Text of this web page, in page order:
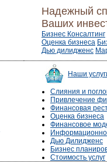
Надежный
Ваших
Бизнес Консалтинг
Оценка бизнеса
Дью дилидженс
Наши
Слияния и
Привлечение
Финансовая
Оценка бизнеса
Финансовое
Дью Дилидженс
Бизнес
Стоимость услуг